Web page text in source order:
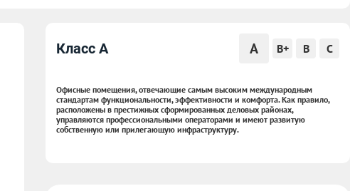
Класс A A B+ B C
Офисные помещения, отвечающие самым высоким международным
стандартам функциональности, эффективности и комфорта. Как правило,
расположены в престижных сформированных деловых районах,
управляются профессиональными операторами и имеют развитую
собственную или прилегающую инфраструктуру.